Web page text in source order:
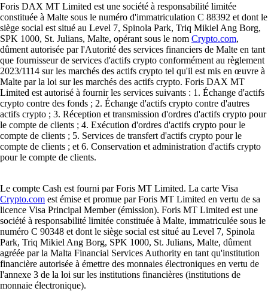
Foris DAX MT Limited est une société à responsabilité limitée
constituée à Malte sous le numéro d'immatriculation C 88392 et dont le
siège social est situé au Level 7, Spinola Park, Triq Mikiel Ang Borg,
SPK 1000, St. Julians, Malte, opérant sous le nom Crypto.com,
dûment autorisée par l'Autorité des services financiers de Malte en tant
que fournisseur de services d'actifs crypto conformément au règlement
2023/1114 sur les marchés des actifs crypto tel qu'il est mis en œuvre à
Malte par la loi sur les marchés des actifs crypto. Foris DAX MT
Limited est autorisé à fournir les services suivants : 1. Échange d'actifs
crypto contre des fonds ; 2. Échange d'actifs crypto contre d'autres
actifs crypto ; 3. Réception et transmission d'ordres d'actifs crypto pour
le compte de clients ; 4. Exécution d'ordres d'actifs crypto pour le
compte de clients ; 5. Services de transfert d'actifs crypto pour le
compte de clients ; et 6. Conservation et administration d'actifs crypto
pour le compte de clients.
Le compte Cash est fourni par Foris MT Limited. La carte Visa
Crypto.com est émise et promue par Foris MT Limited en vertu de sa
licence Visa Principal Member (émission). Foris MT Limited est une
société à responsabilité limitée constituée à Malte, immatriculée sous le
numéro C 90348 et dont le siège social est situé au Level 7, Spinola
Park, Triq Mikiel Ang Borg, SPK 1000, St. Julians, Malte, dûment
agréée par la Malta Financial Services Authority en tant qu'institution
financière autorisée à émettre des monnaies électroniques en vertu de
l'annexe 3 de la loi sur les institutions financières (institutions de
monnaie électronique).